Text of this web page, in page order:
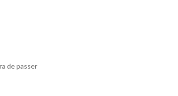
de passer